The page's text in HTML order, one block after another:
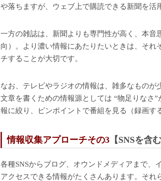
や落ちますが、ウェブ上で購読できる新聞を活
一方の雑誌は、新聞よりも専門性が高く、本音
向）。より濃い情報にあたりたいときは、それ
チすることが大切です。
なお、テレビやラジオの情報は、雑多なものが
文章を書くための情報源としては “物足りなさ
報に絞り、ピンポイントで番組を見る（録画す
情報収集アプローチその3 【SNSを含
各種SNSからブログ、オウンドメディアまで、
アクセスできる情報がたくさんあります。それ